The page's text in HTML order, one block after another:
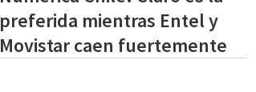
preferida mientras Entel y
Movistar caen fuertemente